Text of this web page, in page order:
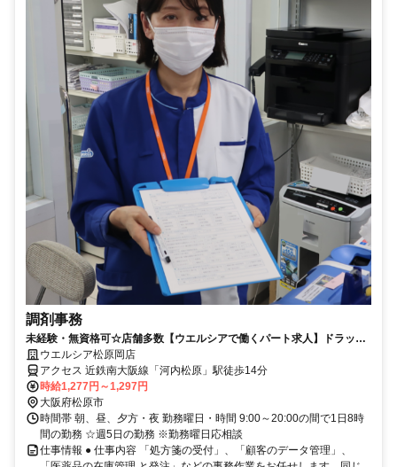
調剤事務
未経験・無資格可☆店舗多数【ウエルシアで働くパート求人】ドラッグ
ストアの調剤事務
ウエルシア松原岡店
アクセス 近鉄南大阪線「河内松原」駅徒歩14分
時給1,277円～1,297円
大阪府松原市
時間帯 朝、昼、夕方・夜 勤務曜日・時間 9:00～20:00の間で1日8時
間の勤務 ☆週5日の勤務 ※勤務曜日応相談
仕事情報 ● 仕事内容 「処方箋の受付」、「顧客のデータ管理」、